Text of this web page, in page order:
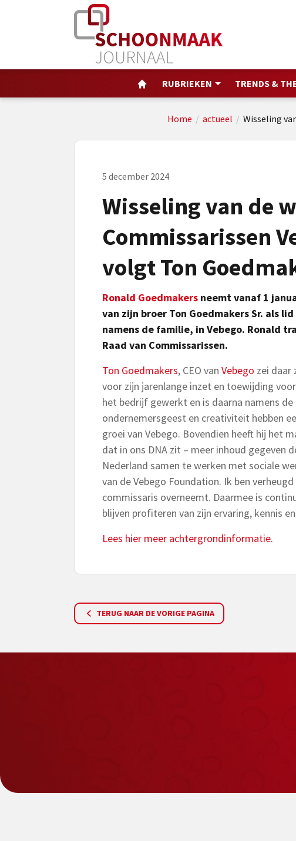
RUBRIEKEN TRENDS &
Home / actueel / Wisseling
5 december 2024
Wisseling van de
Commissarissen
volgt Ton
Ronald Goedmakers neemt vanaf 1
van zijn broer Ton Goedmakers Sr. als
namens de familie, in Vebego. Ronald
Raad van Commissarissen.
Ton Goedmakers, CEO van Vebego zei daar
voor zijn jarenlange inzet en toewijding
het bedrijf gewerkt en is daarna namens
ondernemersgeest en creativiteit hebben
groei van Vebego. Bovendien heeft hij het
dat in ons DNA zit – meer inhoud gegeven
Nederland samen te werken met sociale
van de Vebego Foundation. Ik ben
commissaris overneemt. Daarmee is
blijven profiteren van zijn ervaring, kennis en
Lees hier meer achtergrondinformatie.
TERUG NAAR DE VORIGE PAGINA